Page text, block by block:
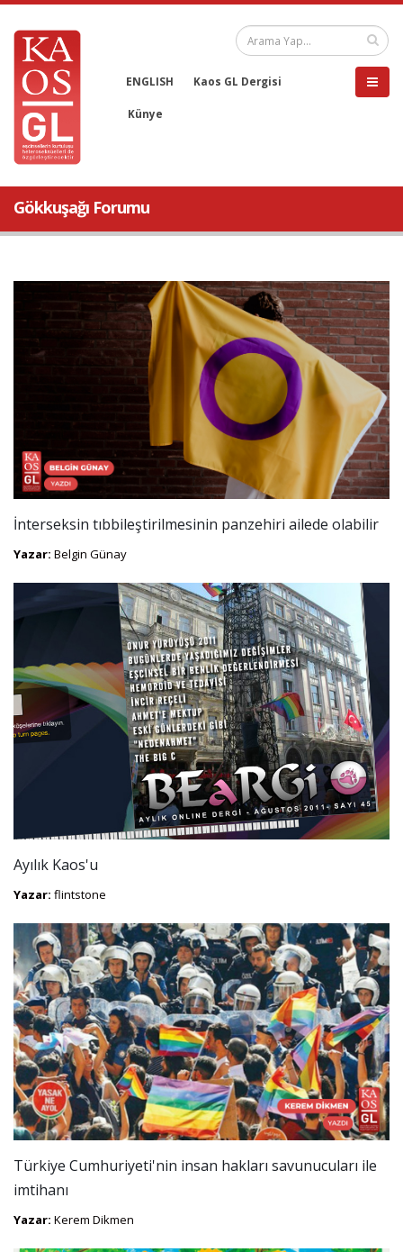
ENGLISH Kaos GL Dergisi
Künye
Gökkuşağı Forumu
İnterseksin tıbbileştirilmesinin panzehiri ailede olabilir
Yazar: Belgin Günay
Ayılık Kaos'u
Yazar: flintstone
Türkiye Cumhuriyeti'nin insan hakları savunucuları ile
imtihanı
Yazar: Kerem Dikmen